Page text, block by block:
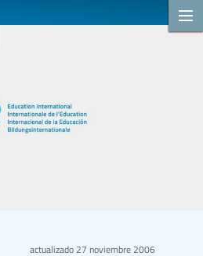
actualizado27 noviembre 2006